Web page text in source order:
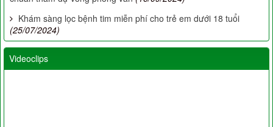
Khám sàng lọc bệnh tim miễn phí cho trẻ em dưới 18 tuổi
(25/07/2024)
Videoclips